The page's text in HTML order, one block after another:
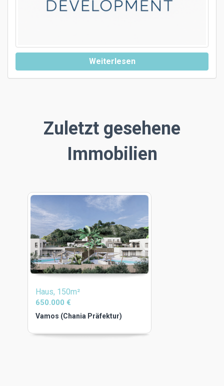
Weiterlesen
Zuletzt gesehene
Immobilien
Haus, 150m²
650.000 €
Vamos (Chania Präfektur)